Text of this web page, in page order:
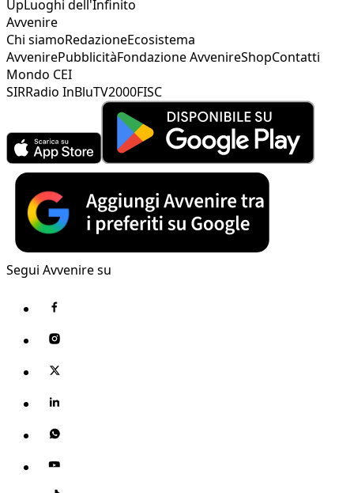
UpLuoghi dell'Infinito
Avvenire
Chi siamoRedazioneEcosistema
AvvenirePubblicitàFondazione AvvenireShopContatti
Mondo CEI
SIRRadio InBluTV2000FISC
Segui Avvenire su